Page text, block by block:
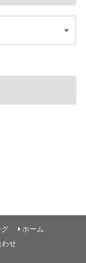
グ
ホーム
わせ